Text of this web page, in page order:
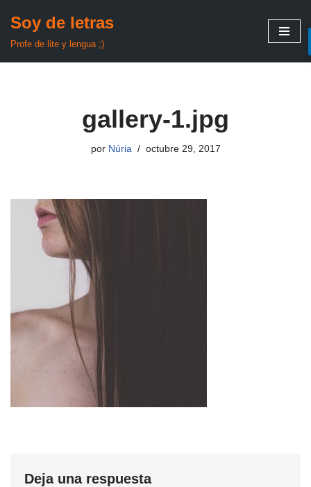
Soy de letras
Profe de lite y lengua ;)
gallery-1.jpg
por Núria octubre 29, 2017
Deja una respuesta